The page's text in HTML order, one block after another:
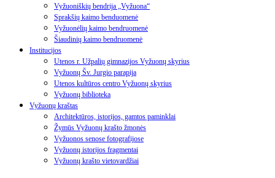
Vyžuoniškių bendrija „Vyžuona“
Sprakšių kaimo benduomenė
Vyžuonėlių kaimo bendruomenė
Šiaudinių kaimo bendruomenė
Institucijos
Utenos r. Užpalių gimnazijos Vyžuonų skyrius
Vyžuonų Šv. Jurgio parapija
Utenos kultūros centro Vyžuonų skyrius
Vyžuonų biblioteka
Vyžuonų kraštas
Architektūros, istorijos, gamtos paminklai
Žymūs Vyžuonų krašto žmonės
Vyžuonos senose fotografijose
Vyžuonų istorijos fragmentai
Vyžuonų krašto vietovardžiai